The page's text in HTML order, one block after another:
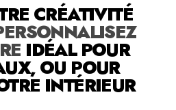
CRÉATIVITÉ
IDÉAL POUR
OU POUR
INTÉRIEUR